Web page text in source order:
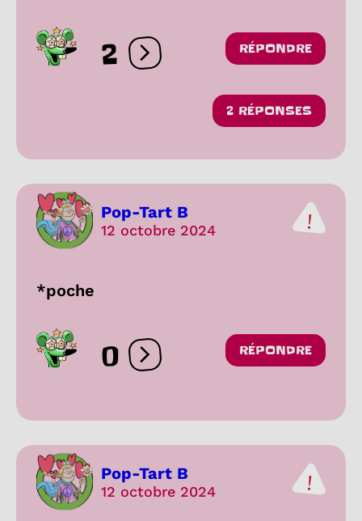
2 Ouvrir les réactions
RÉPONDRE
2 RÉPONSES
Pop-Tart B
12 octobre 2024
*poche
0 Ouvrir les réactions
RÉPONDRE
Pop-Tart B
12 octobre 2024